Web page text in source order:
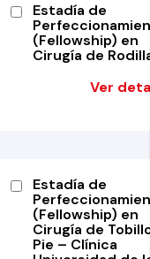
Estadía de
(Fellowship) en
Cirugía de
Ver
Estadía de
(Fellowship) en
Cirugía de
Pie – Clínica